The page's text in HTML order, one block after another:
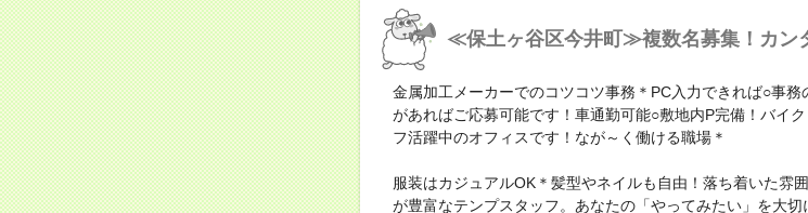
≪保土ヶ谷区今井町≫複数名募集！カン
金属加工メーカーでのコツコツ事務＊PC入力できれば○事
があればご応募可能です！車通勤可能○敷地内P完備！バイ
フ活躍中のオフィスです！なが～く働ける職場＊
服装はカジュアルOK＊髪型やネイルも自由！落ち着いた雰
が豊富なテンプスタッフ。あなたの「やってみたい」を大切